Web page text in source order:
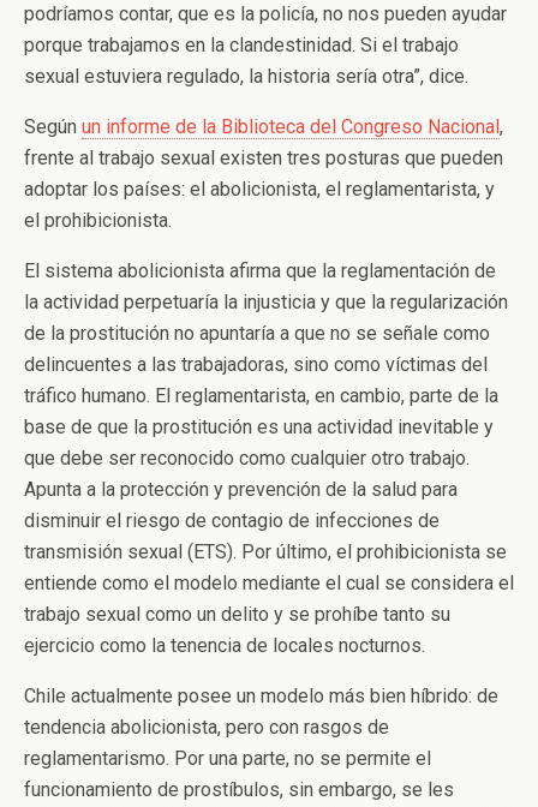
podríamos contar, que es la policía, no nos pueden ayudar
porque trabajamos en la clandestinidad. Si el trabajo
sexual estuviera regulado, la historia sería otra”, dice.
Según un informe de la Biblioteca del Congreso Nacional,
frente al trabajo sexual existen tres posturas que pueden
adoptar los países: el abolicionista, el reglamentarista, y
el prohibicionista.
El sistema abolicionista afirma que la reglamentación de
la actividad perpetuaría la injusticia y que la regularización
de la prostitución no apuntaría a que no se señale como
delincuentes a las trabajadoras, sino como víctimas del
tráfico humano. El reglamentarista, en cambio, parte de la
base de que la prostitución es una actividad inevitable y
que debe ser reconocido como cualquier otro trabajo.
Apunta a la protección y prevención de la salud para
disminuir el riesgo de contagio de infecciones de
transmisión sexual (ETS). Por último, el prohibicionista se
entiende como el modelo mediante el cual se considera el
trabajo sexual como un delito y se prohíbe tanto su
ejercicio como la tenencia de locales nocturnos.
Chile actualmente posee un modelo más bien híbrido: de
tendencia abolicionista, pero con rasgos de
reglamentarismo. Por una parte, no se permite el
funcionamiento de prostíbulos, sin embargo, se les